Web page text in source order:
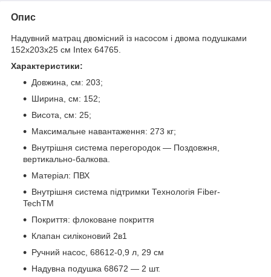
Опис
Надувний матрац двомісний із насосом і двома подушками
152х203х25 см Intex 64765.
Характеристики:
Довжина, см: 203;
Ширина, см: 152;
Висота, см: 25;
Максимальне навантаження: 273 кг;
Внутрішня система перегородок — Поздовжня,
вертикально-балкова.
Матеріал: ПВХ
Внутрішня система підтримки Технологія Fiber-
TechTM
Покриття: флоковане покриття
Клапан силіконовий 2в1
Ручний насос, 68612-0,9 л, 29 см
Надувна подушка 68672 — 2 шт.